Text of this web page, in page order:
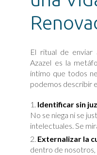
El ritual de enviar
Azazel es la
íntimo que todos
podemos describir
Identificar sin
No se niega ni se
intelectuales. Se
Externalizar la
dentro de